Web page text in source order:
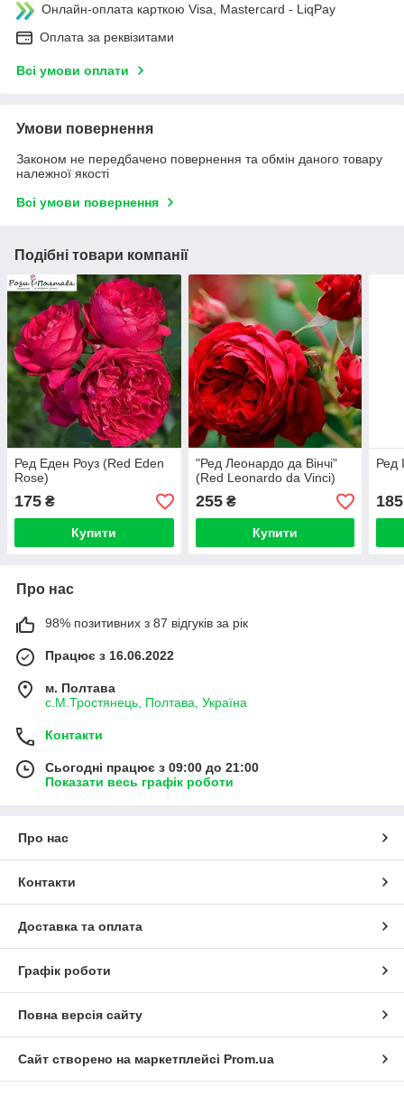
Онлайн-оплата карткою Visa, Mastercard - LiqPay
Оплата за реквізитами
Всі умови оплати
Умови повернення
Законом не передбачено повернення та обмін даного товару
належної якості
Всі умови повернення
Подібні товари компанії
Ред Еден Роуз (Red Eden
Rose)
175 ₴
Купити
"Ред Леонардо да Вінчі"
(Red Leonardo da Vinci)
255₴
Купити
Ред
185
Про нас
98% позитивних з 87 відгуків за рік
Працює з 16.06.2022
м. Полтава
с.М.Тростянець, Полтава, Україна
Контакти
Сьогодні працює з 09:00 до 21:00
Показати весь графік роботи
Про нас
Контакти
Доставка та оплата
Графік роботи
Повна версія сайту
Сайт створено на маркетплейсі Prom.ua